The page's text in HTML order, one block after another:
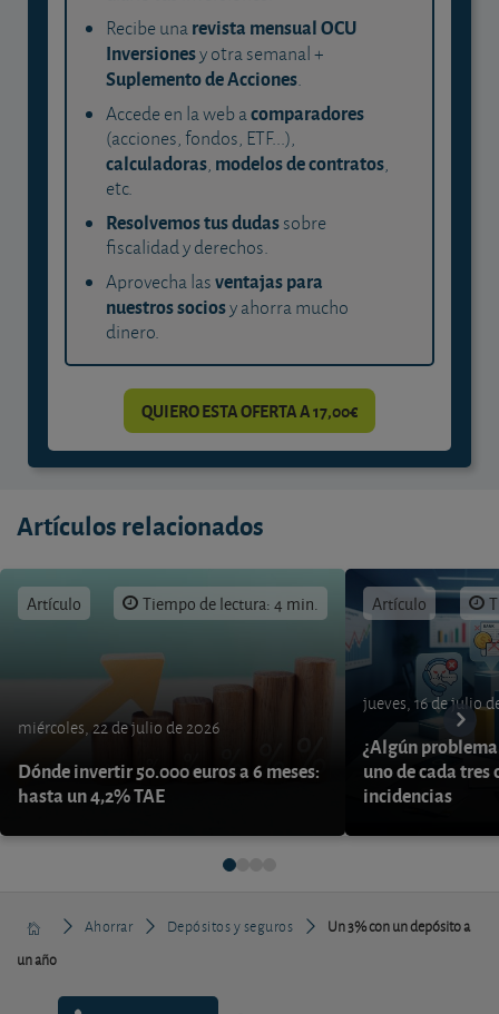
Recibe unarevista mensual OCU
Inversionesy otra semanal +
Suplemento de Acciones.
Accede en la web acomparadores
(acciones, fondos, ETF...),
calculadoras, modelos de contratos,
etc.
Resolvemos tus dudassobre
fiscalidad y derechos.
Aprovecha lasventajas para
nuestros sociosy ahorra mucho
dinero.
QUIERO ESTA OFERTA A 17,00€
Artículos relacionados
Artículo Tiempo de lectura: 4 min.
miércoles, 22 de julio de 2026
Dónde invertir 50.000 euros a 6 meses:
hasta un 4,2% TAE
Artículo
jueves, 16 de julio
¿Algún problema
uno de cada
incidencias
Ahorrar Depósitos y seguros
Un 3% con un depósito a
un año